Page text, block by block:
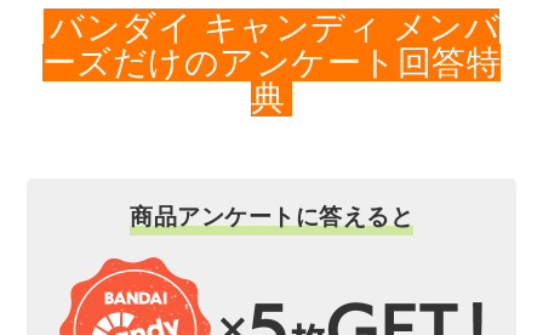
バンダイ キャンディ メンバ
ーズだけのアンケート回答特
典
商品アンケートに答えると